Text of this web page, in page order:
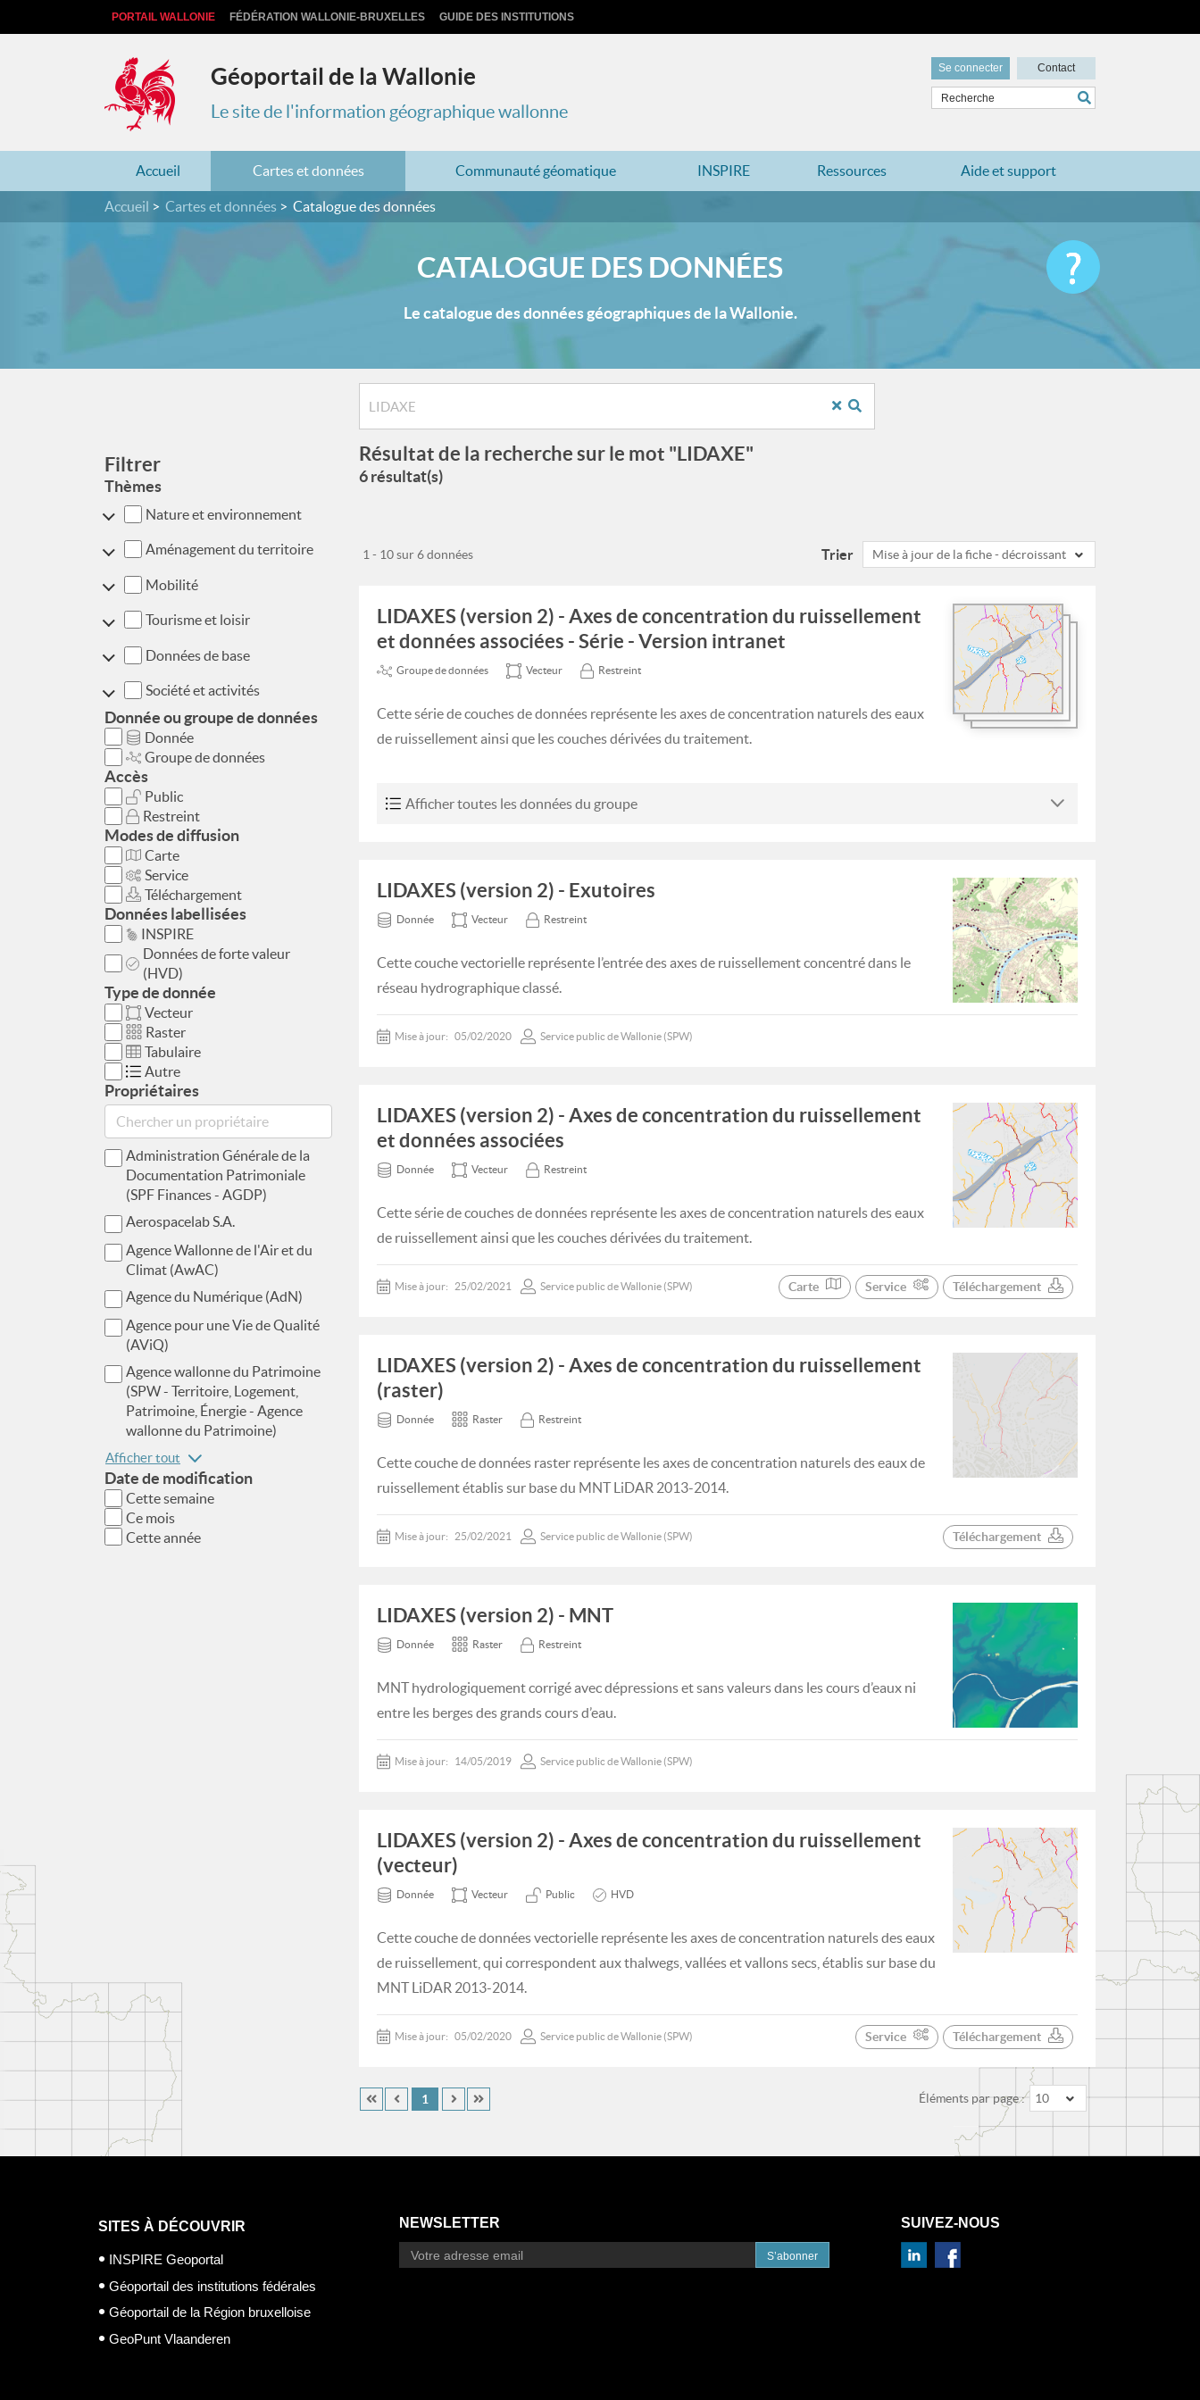
PORTAIL WALLONIE FÉDÉRATION WALLONIE-BRUXELLES GUIDE DES INSTITUTIONS
Géoportail de la Wallonie
Le site de l'information géographique wallonne
Se connecter Contact
Accueil Cartes et données Communauté géomatique INSPIRE Ressources Aide et support
Accueil Cartes et données Catalogue des données
CATALOGUE DES DONNÉES
Le catalogue des données géographiques de la Wallonie.
Filtrer
Thèmes
Nature et environnement
Aménagement du territoire
Mobilité
Tourisme et loisir
Données de base
Société et activités
Donnée ou groupe de données
Donnée
Groupe de données
Accès
Public
Restreint
Modes de diffusion
Carte
Service
Téléchargement
Données labellisées
INSPIRE
Données de forte valeur
(HVD)
Type de donnée
Vecteur
Raster
Tabulaire
Autre
Propriétaires
Administration Générale de la
Documentation Patrimoniale
(SPF Finances - AGDP)
Aerospacelab S.A.
Agence Wallonne de l'Air et du
Climat (AwAC)
Agence du Numérique (AdN)
Agence pour une Vie de Qualité
(AViQ)
Agence wallonne du Patrimoine
(SPW - Territoire, Logement,
Patrimoine, Énergie - Agence
wallonne du Patrimoine)
Afficher tout
Date de modification
Cette semaine
Ce mois
Cette année
Résultat de la recherche sur le mot "LIDAXE"
6 résultat(s)
Trier Mise à jour de la fiche - décroissant
1 - 10 sur 6 données
LIDAXES (version 2) - Axes de concentration du ruissellement
et données associées - Série - Version intranet
Groupe de données Vecteur Restreint
Cette série de couches de données représente les axes de concentration naturels des eaux
de ruissellement ainsi que les couches dérivées du traitement.
Afficher toutes les données du groupe
LIDAXES (version 2) - Exutoires
Donnée Vecteur Restreint
Cette couche vectorielle représente l’entrée des axes de ruissellement concentré dans le
réseau hydrographique classé.
Mise à jour: 05/02/2020 Service public de Wallonie (SPW)
LIDAXES (version 2) - Axes de concentration du ruissellement
et données associées
Donnée Vecteur Restreint
Cette série de couches de données représente les axes de concentration naturels des eaux
de ruissellement ainsi que les couches dérivées du traitement.
Mise à jour: 25/02/2021 Service public de Wallonie (SPW) Carte Service Téléchargement
LIDAXES (version 2) - Axes de concentration du ruissellement
(raster)
Donnée Raster Restreint
Cette couche de données raster représente les axes de concentration naturels des eaux de
ruissellement établis sur base du MNT LiDAR 2013-2014.
Mise à jour: 25/02/2021 Service public de Wallonie (SPW) Téléchargement
LIDAXES (version 2) - MNT
Donnée Raster Restreint
MNT hydrologiquement corrigé avec dépressions et sans valeurs dans les cours d’eaux ni
entre les berges des grands cours d’eau.
Mise à jour: 14/05/2019 Service public de Wallonie (SPW)
LIDAXES (version 2) - Axes de concentration du ruissellement
(vecteur)
Donnée Vecteur Public HVD
Cette couche de données vectorielle représente les axes de concentration naturels des eaux
de ruissellement, qui correspondent aux thalwegs, vallées et vallons secs, établis sur base du
MNT LiDAR 2013-2014.
Mise à jour: 05/02/2020 Service public de Wallonie (SPW) Service Téléchargement
Éléments par page : 10
1
SITES À DÉCOUVRIR
INSPIRE Geoportal
Géoportail des institutions fédérales
Géoportail de la Région bruxelloise
GeoPunt Vlaanderen
NEWSLETTER
S’abonner
SUIVEZ-NOUS